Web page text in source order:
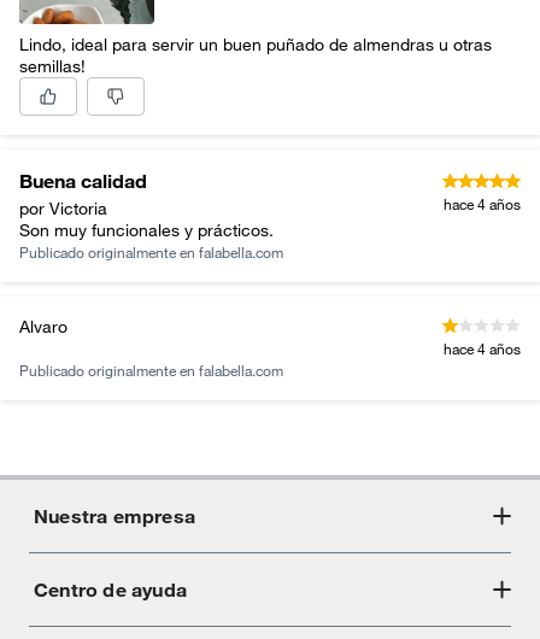
Lindo, ideal para servir un buen puñado de almendras u otras
semillas!
Buena calidad
por Victoria hace 4 años
Son muy funcionales y prácticos.
Publicado originalmente en falabella.com
Alvaro
hace 4 años
Publicado originalmente en falabella.com
Nuestra empresa
Acerca de Crate
Centro de ayuda